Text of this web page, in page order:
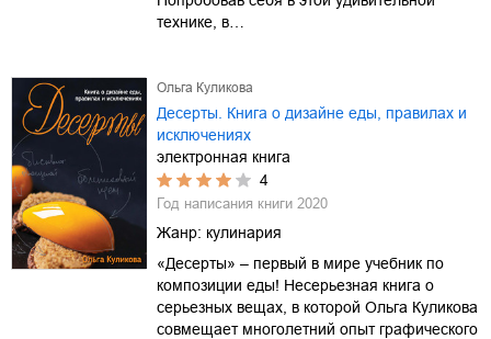
технике, в…
Ольга Куликова
Десерты. Книга о дизайне еды, правилах и
исключениях
электронная книга
4
Год написания книги 2020
Жанр: кулинария
«Десерты» – первый в мире учебник по
композиции еды! Несерьезная книга о
серьезных вещах, в которой Ольга Куликова
совмещает многолетний опыт графического